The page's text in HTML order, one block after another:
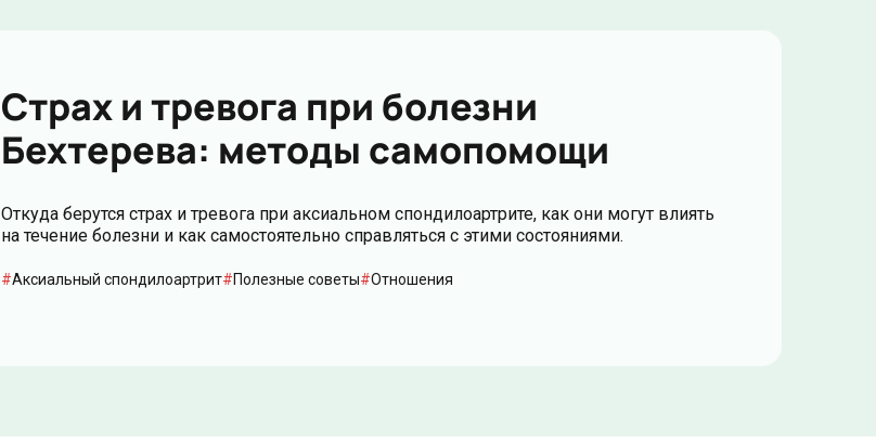
Страх и тревога при болезни
Бехтерева: методы самопомощи
Откуда берутся страх и тревога при аксиальном спондилоартрите, как они могут влиять
на течение болезни и как самостоятельно справляться с этими состояниями.
Аксиальный спондилоартрит Полезные советы Отношения